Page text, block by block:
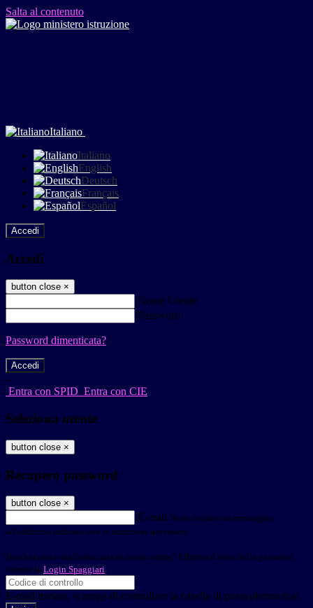
Salta al contenuto
Italiano
Italiano
English
Deutsch
Français
Español
Accedi
Accedi
button close ×
Nome Utente
Password
Password dimenticata?
-
Entra con SPID Entra con CIE
Seleziona utente
button close ×
Recupero password
button close ×
E-mail Verrà inviato un messaggio
all'indirizzo indicato con le istruzioni necessarie.
Non hai una e-mail associata al nome utente? Effettua il reset della password
tramite la Login Spaggiari
E-mail inviata, si prega di controllare la casella di posta elettronica!